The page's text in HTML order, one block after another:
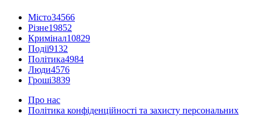
Місто34566
Різне19852
Кримінал10829
Події9132
Політика4984
Люди4576
Гроші3839
Про нас
Політика конфіденційності та захисту персональних